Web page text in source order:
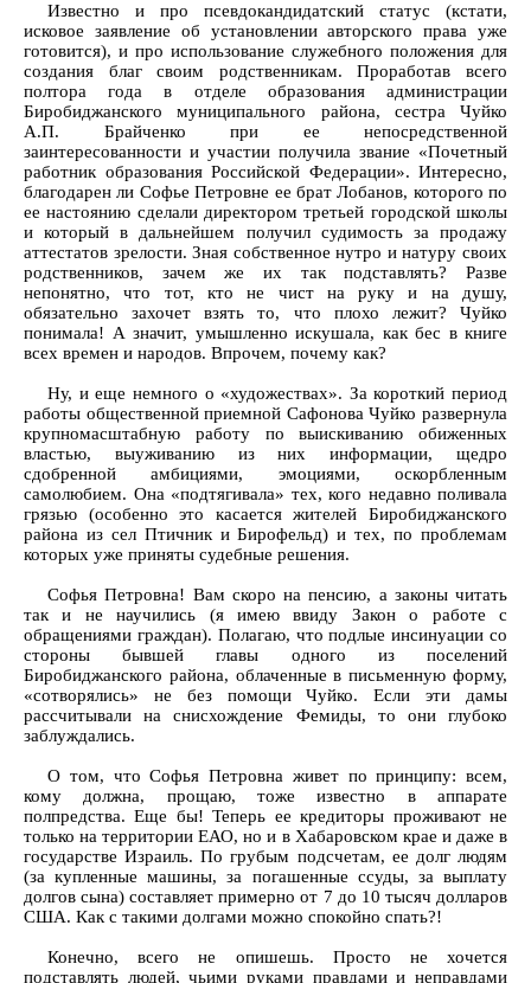
Известно и про псевдокандидатский статус (кстати,
исковое заявление об установлении авторского права уже
готовится), и про использование служебного положения для
создания благ своим родственникам. Проработав всего
полтора года в отделе образования администрации
Биробиджанского муниципального района, сестра Чуйко
А.П. Брайченко при ее непосредственной
заинтересованности и участии получила звание «Почетный
работник образования Российской Федерации». Интересно,
благодарен ли Софье Петровне ее брат Лобанов, которого по
ее настоянию сделали директором третьей городской школы
и который в дальнейшем получил судимость за продажу
аттестатов зрелости. Зная собственное нутро и натуру своих
родственников, зачем же их так подставлять? Разве
непонятно, что тот, кто не чист на руку и на душу,
обязательно захочет взять то, что плохо лежит? Чуйко
понимала! А значит, умышленно искушала, как бес в книге
всех времен и народов. Впрочем, почему как?
Ну, и еще немного о «художествах». За короткий период
работы общественной приемной Сафонова Чуйко развернула
крупномасштабную работу по выискиванию обиженных
властью, выуживанию из них информации, щедро
сдобренной амбициями, эмоциями, оскорбленным
самолюбием. Она «подтягивала» тех, кого недавно поливала
грязью (особенно это касается жителей Биробиджанского
района из сел Птичник и Бирофельд) и тех, по проблемам
которых уже приняты судебные решения.
Софья Петровна! Вам скоро на пенсию, а законы читать
так и не научились (я имею ввиду Закон о работе с
обращениями граждан). Полагаю, что подлые инсинуации со
стороны бывшей главы одного из поселений
Биробиджанского района, облаченные в письменную форму,
«сотворялись» не без помощи Чуйко. Если эти дамы
рассчитывали на снисхождение Фемиды, то они глубоко
заблуждались.
О том, что Софья Петровна живет по принципу: всем,
кому должна, прощаю, тоже известно в аппарате
полпредства. Еще бы! Теперь ее кредиторы проживают не
только на территории ЕАО, но и в Хабаровском крае и даже в
государстве Израиль. По грубым подсчетам, ее долг людям
(за купленные машины, за погашенные ссуды, за выплату
долгов сына) составляет примерно от 7 до 10 тысяч долларов
США. Как с такими долгами можно спокойно спать?!
Конечно, всего не опишешь. Просто не хочется
подставлять людей, чьими руками правдами и неправдами